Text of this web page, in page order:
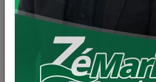
a visita institucional do deputado
Wandscheer, que esteve no
importantes obras e ações
A agenda teve início com a vistoria